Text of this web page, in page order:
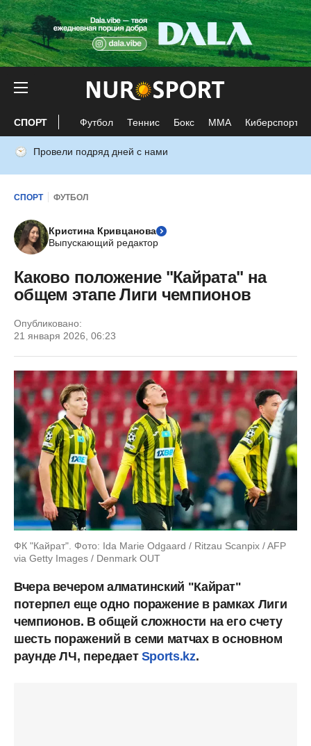
СПОРТ Футбол Теннис Бокс ММА Киберспорт
Провели подряд дней с нами
СПОРТ ФУТБОЛ
Кристина Кривцанова
Выпускающий редактор
Каково положение "Кайрата" на
общем этапе Лиги чемпионов
Опубликовано:
21 января 2026, 06:23
ФК "Кайрат". Фото: Ida Marie Odgaard / Ritzau Scanpix / AFP
via Getty Images / Denmark OUT
Вчера вечером алматинский "Кайрат"
потерпел еще одно поражение в рамках Лиги
чемпионов. В общей сложности на его счету
шесть поражений в семи матчах в основном
раунде ЛЧ, передает Sports.kz.